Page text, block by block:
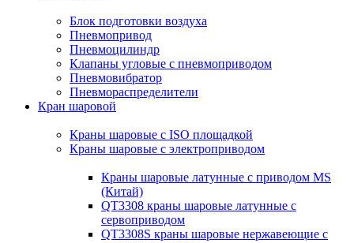
Блок подготовки воздуха
Пневмопривод
Пневмоцилиндр
Клапаны угловые с пневмоприводом
Пневмовибратор
Пневмораспределители
Кран шаровой
Краны шаровые с ISO площадкой
Краны шаровые с электроприводом
Краны шаровые латунные с приводом MS
(Китай)
QT3308 краны шаровые латунные с
сервоприводом
QT3308S краны шаровые нержавеющие с